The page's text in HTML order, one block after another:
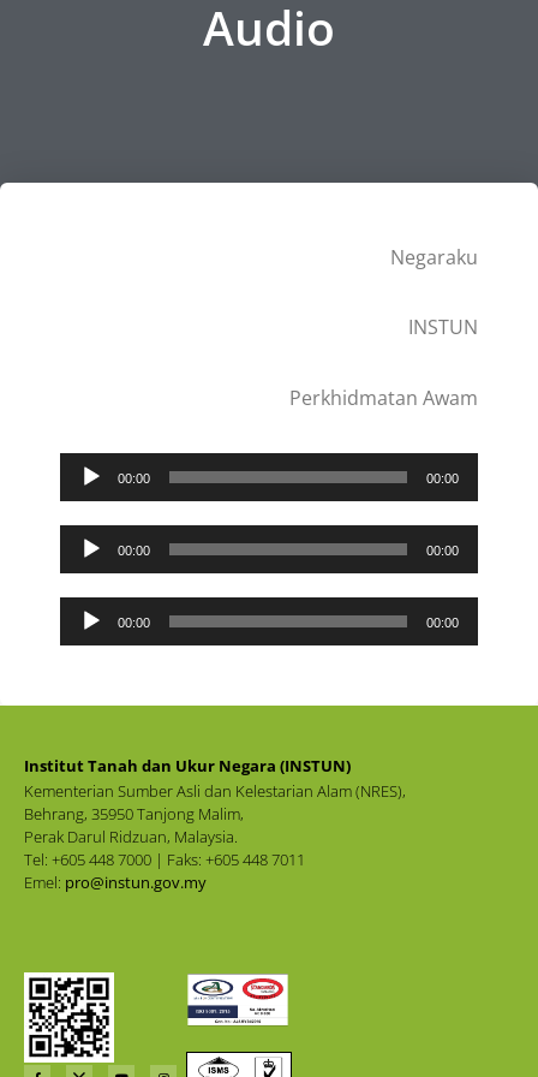
Audio
Negaraku
INSTUN
Perkhidmatan Awam
Pemain
Audio
00:00 00:00
Pemain
Audio
00:00 00:00
Pemain
Audio
00:00 00:00
Institut Tanah dan Ukur Negara (INSTUN)
Kementerian Sumber Asli dan Kelestarian Alam (NRES),
Behrang, 35950 Tanjong Malim,
Perak Darul Ridzuan, Malaysia.
Tel: +605 448 7000 | Faks: +605 448 7011
Emel: pro@instun.gov.my